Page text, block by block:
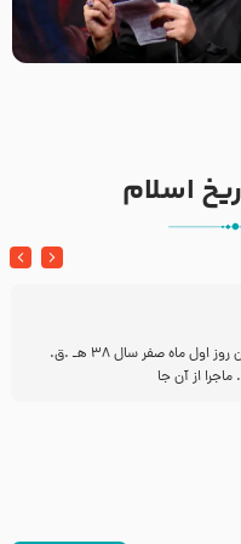
من غلام نوکراتم من عاشق
کربلاتم – شور زمینه – شب هفتم
اسلام
1ـ وقوع جنگ صفین روز اول ماه صفر سال 38 هـ .ق.
از آن جا